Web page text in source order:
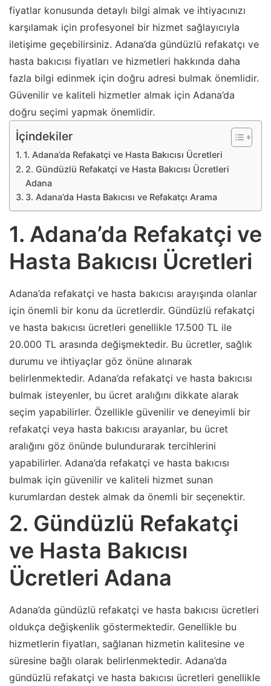
fiyatlar konusunda detaylı bilgi almak ve ihtiyacınızı
karşılamak için profesyonel bir hizmet sağlayıcıyla
iletişime geçebilirsiniz. Adana’da gündüzlü refakatçı ve
hasta bakıcısı fiyatları ve hizmetleri hakkında daha
fazla bilgi edinmek için doğru adresi bulmak önemlidir.
Güvenilir ve kaliteli hizmetler almak için Adana’da
doğru seçimi yapmak önemlidir.
İçindekiler
1. Adana’da Refakatçi ve Hasta Bakıcısı Ücretleri
2. Gündüzlü Refakatçi ve Hasta Bakıcısı Ücretleri
Adana
3. Adana’da Hasta Bakıcısı ve Refakatçı Arama
1. Adana’da Refakatçi ve
Hasta Bakıcısı Ücretleri
Adana’da refakatçi ve hasta bakıcısı arayışında olanlar
için önemli bir konu da ücretlerdir. Gündüzlü refakatçi
ve hasta bakıcısı ücretleri genellikle 17.500 TL ile
20.000 TL arasında değişmektedir. Bu ücretler, sağlık
durumu ve ihtiyaçlar göz önüne alınarak
belirlenmektedir. Adana’da refakatçi ve hasta bakıcısı
bulmak isteyenler, bu ücret aralığını dikkate alarak
seçim yapabilirler. Özellikle güvenilir ve deneyimli bir
refakatçi veya hasta bakıcısı arayanlar, bu ücret
aralığını göz önünde bulundurarak tercihlerini
yapabilirler. Adana’da refakatçi ve hasta bakıcısı
bulmak için güvenilir ve kaliteli hizmet sunan
kurumlardan destek almak da önemli bir seçenektir.
2. Gündüzlü Refakatçi
ve Hasta Bakıcısı
Ücretleri Adana
Adana’da gündüzlü refakatçi ve hasta bakıcısı ücretleri
oldukça değişkenlik göstermektedir. Genellikle bu
hizmetlerin fiyatları, sağlanan hizmetin kalitesine ve
süresine bağlı olarak belirlenmektedir. Adana’da
gündüzlü refakatçi ve hasta bakıcısı ücretleri genellikle